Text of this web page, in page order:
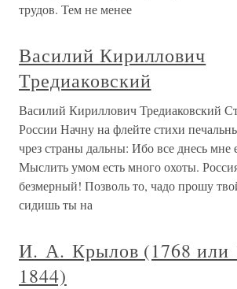
трудов. Тем не менее
Василий Кириллович
Тредиаковский
Василий Кириллович Тредиаковский
России Начну на флейте стихи
чрез страны дальны: Ибо все днесь мне
Мыслить умом есть много охоты.
безмерный! Позволь то, чадо прошу
сидишь ты на
И. А. Крылов (1768 или
1844)